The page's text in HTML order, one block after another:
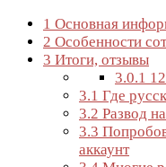
1 Основная
2 Особенности
3 Итоги, отзывы
3.0.1
3.1 Где
3.2 Развод
3.3
аккаунт